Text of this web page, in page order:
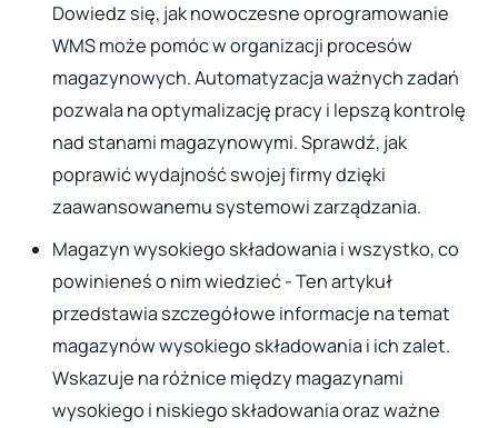
Dowiedz się, jak nowoczesne oprogramowanie
WMS może pomóc w organizacji procesów
magazynowych. Automatyzacja ważnych zadań
pozwala na optymalizację pracy i lepszą kontrolę
nad stanami magazynowymi. Sprawdź, jak
poprawić wydajność swojej firmy dzięki
zaawansowanemu systemowi zarządzania.
Magazyn wysokiego składowania i wszystko, co
powinieneś o nim wiedzieć - Ten artykuł
przedstawia szczegółowe informacje na temat
magazynów wysokiego składowania i ich zalet.
Wskazuje na różnice między magazynami
wysokiego i niskiego składowania oraz ważne